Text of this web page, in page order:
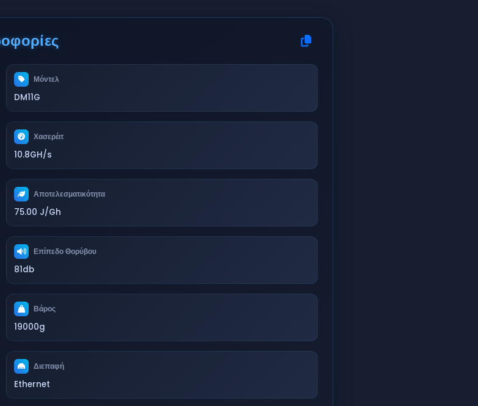
Μόντελ
DM11G
Χασερέιτ
10.8GH/s
Αποτελεσματικότητα
75.00 J/Gh
Επίπεδο Θορύβου
81db
Βάρος
19000g
Διεπαφή
Ethernet